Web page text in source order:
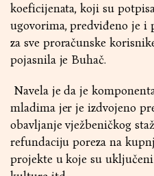
koeficijenata, koji su
ugovorima, predviđeno je i
za sve proračunske
pojasnila je Buhač.
Navela je da je
mladima jer je izdvojeno
obavljanje vježbeničkog
refundaciju poreza na
projekte u koje su